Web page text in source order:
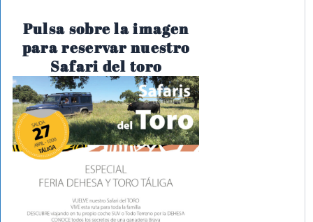
Pulsa sobre la imagen
para reservar nuestro
Safari del toro